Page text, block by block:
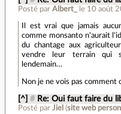
Posté par Albert_ le 10 août
Il est vrai que jamais
comme monsanto n'aurait
du chantage aux
vendre leur terrain qui
lendemain…
Non je ne vois pas comment
[^] # Re: Oui faut faire du
Posté par Jiel (site web